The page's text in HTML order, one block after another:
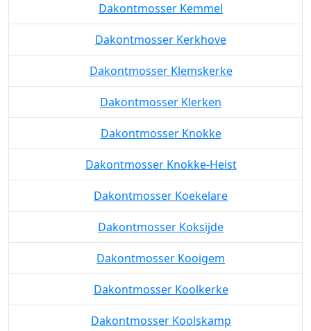
Dakontmosser Kemmel
Dakontmosser Kerkhove
Dakontmosser Klemskerke
Dakontmosser Klerken
Dakontmosser Knokke
Dakontmosser Knokke-Heist
Dakontmosser Koekelare
Dakontmosser Koksijde
Dakontmosser Kooigem
Dakontmosser Koolkerke
Dakontmosser Koolskamp